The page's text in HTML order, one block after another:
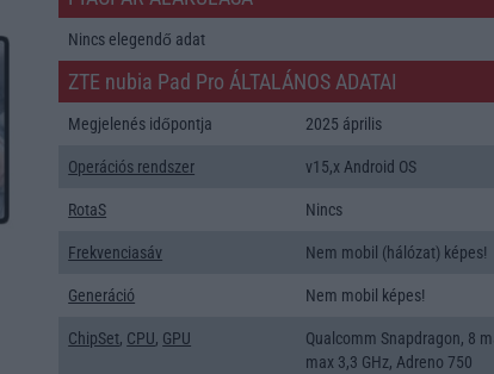
Nincs elegendő adat
ZTE nubia Pad Pro ÁLTALÁNOS ADATAI
Megjelenés időpontja 2025 április
Operációs rendszer v15,x Android OS
RotaS Nincs
Frekvenciasáv Nem mobil (hálózat) képes!
Generáció Nem mobil képes!
ChipSet, CPU, GPU
Qualcomm Snapdragon, 8
max 3,3 GHz, Adreno 750